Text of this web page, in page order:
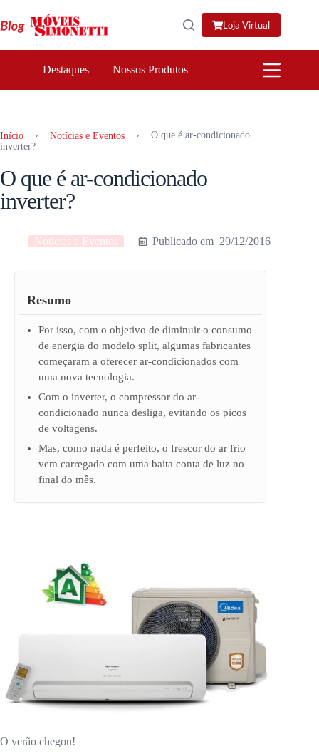
para
o
Loja Virtual
Destaques Nossos Produtos
Início › Notícias e Eventos ›
O que é ar-condicionado
inverter?
O que é ar-condicionado
inverter?
Notícias e Eventos 29/12/2016
Resumo
Por isso, com o objetivo de diminuir o consumo
de energia do modelo split, algumas fabricantes
começaram a oferecer ar-condicionados com
uma nova tecnologia.
Com o inverter, o compressor do ar-
condicionado nunca desliga, evitando os picos
de voltagens.
Mas, como nada é perfeito, o frescor do ar frio
vem carregado com uma baita conta de luz no
final do mês.
O verão chegou!